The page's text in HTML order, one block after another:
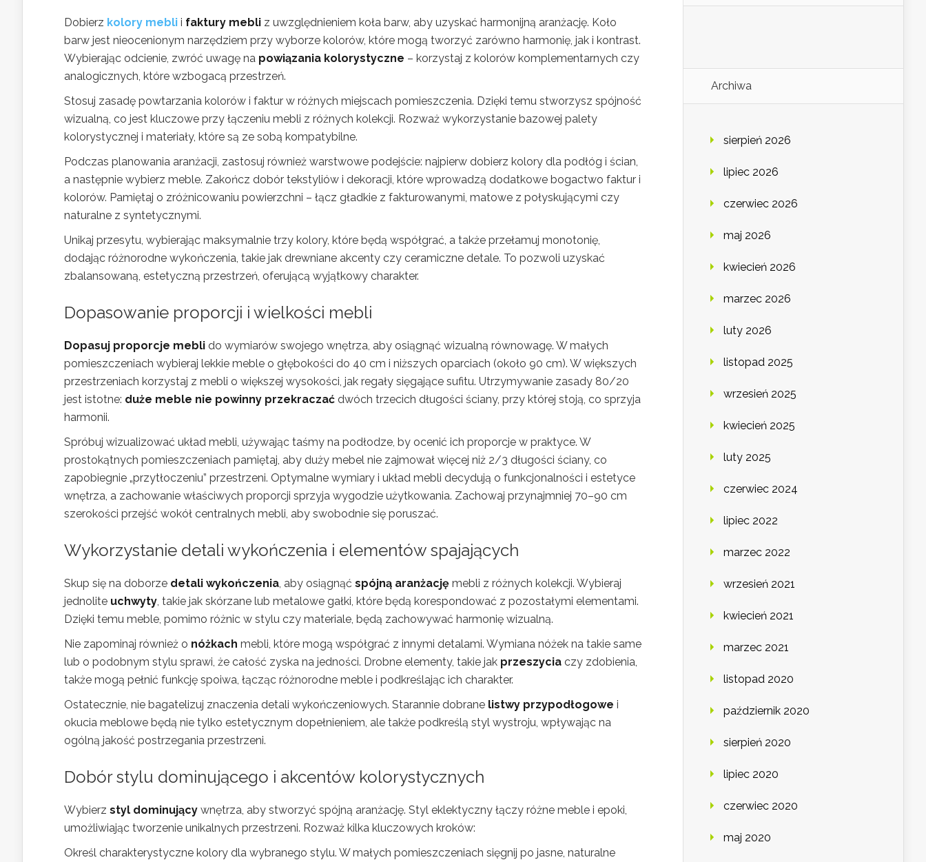
Dobierz kolory mebli i faktury mebli z uwzględnieniem koła barw, aby uzyskać harmonijną aranżację. Koło
barw jest nieocenionym narzędziem przy wyborze kolorów, które mogą tworzyć zarówno harmonię, jak i kontrast.
Wybierając odcienie, zwróć uwagę na powiązania kolorystyczne – korzystaj z kolorów komplementarnych czy
analogicznych, które wzbogacą przestrzeń.
Stosuj zasadę powtarzania kolorów i faktur w różnych miejscach pomieszczenia. Dzięki temu stworzysz spójność
wizualną, co jest kluczowe przy łączeniu mebli z różnych kolekcji. Rozważ wykorzystanie bazowej palety
kolorystycznej i materiały, które są ze sobą kompatybilne.
Podczas planowania aranżacji, zastosuj również warstwowe podejście: najpierw dobierz kolory dla podłóg i ścian,
a następnie wybierz meble. Zakończ dobór tekstyliów i dekoracji, które wprowadzą dodatkowe bogactwo faktur i
kolorów. Pamiętaj o zróżnicowaniu powierzchni – łącz gładkie z fakturowanymi, matowe z połyskującymi czy
naturalne z syntetycznymi.
Unikaj przesytu, wybierając maksymalnie trzy kolory, które będą współgrać, a także przełamuj monotonię,
dodając różnorodne wykończenia, takie jak drewniane akcenty czy ceramiczne detale. To pozwoli uzyskać
zbalansowaną, estetyczną przestrzeń, oferującą wyjątkowy charakter.
Dopasowanie proporcji i wielkości mebli
Dopasuj proporcje mebli do wymiarów swojego wnętrza, aby osiągnąć wizualną równowagę. W małych
pomieszczeniach wybieraj lekkie meble o głębokości do 40 cm i niższych oparciach (około 90 cm). W większych
przestrzeniach korzystaj z mebli o większej wysokości, jak regały sięgające sufitu. Utrzymywanie zasady 80/20
jest istotne: duże meble nie powinny przekraczać dwóch trzecich długości ściany, przy której stoją, co sprzyja
harmonii.
Spróbuj wizualizować układ mebli, używając taśmy na podłodze, by ocenić ich proporcje w praktyce. W
prostokątnych pomieszczeniach pamiętaj, aby duży mebel nie zajmował więcej niż 2/3 długości ściany, co
zapobiegnie „przytłoczeniu” przestrzeni. Optymalne wymiary i układ mebli decydują o funkcjonalności i estetyce
wnętrza, a zachowanie właściwych proporcji sprzyja wygodzie użytkowania. Zachowaj przynajmniej 70–90 cm
szerokości przejść wokół centralnych mebli, aby swobodnie się poruszać.
Wykorzystanie detali wykończenia i elementów spajających
Skup się na doborze detali wykończenia , aby osiągnąć spójną aranżację mebli z różnych kolekcji. Wybieraj
jednolite uchwyty , takie jak skórzane lub metalowe gałki, które będą korespondować z pozostałymi elementami.
Dzięki temu meble, pomimo różnic w stylu czy materiale, będą zachowywać harmonię wizualną.
Nie zapominaj również o nóżkach mebli, które mogą współgrać z innymi detalami. Wymiana nóżek na takie same
lub o podobnym stylu sprawi, że całość zyska na jedności. Drobne elementy, takie jak przeszycia czy zdobienia,
także mogą pełnić funkcję spoiwa, łącząc różnorodne meble i podkreślając ich charakter.
Ostatecznie, nie bagatelizuj znaczenia detali wykończeniowych. Starannie dobrane listwy przypodłogowe i
okucia meblowe będą nie tylko estetycznym dopełnieniem, ale także podkreślą styl wystroju, wpływając na
ogólną jakość postrzegania przestrzeni.
Dobór stylu dominującego i akcentów kolorystycznych
Wybierz styl dominujący wnętrza, aby stworzyć spójną aranżację. Styl eklektyczny łączy różne meble i epoki,
umożliwiając tworzenie unikalnych przestrzeni. Rozważ kilka kluczowych kroków:
Określ charakterystyczne kolory dla wybranego stylu. W małych pomieszczeniach sięgnij po jasne, naturalne
Archiwa
sierpień 2026
lipiec 2026
czerwiec 2026
maj 2026
kwiecień 2026
marzec 2026
luty 2026
listopad 2025
wrzesień 2025
kwiecień 2025
luty 2025
czerwiec 2024
lipiec 2022
marzec 2022
wrzesień 2021
kwiecień 2021
marzec 2021
listopad 2020
październik 2020
sierpień 2020
lipiec 2020
czerwiec 2020
maj 2020